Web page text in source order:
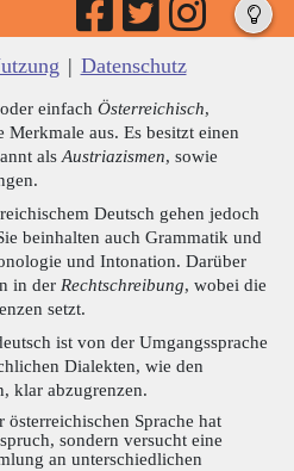
| Datenschutz
einfach Österreichisch,
aus. Es besitzt einen
als Austriazismen, sowie
Deutsch gehen jedoch
beinhalten auch Grammatik und
und Intonation. Darüber
in der Rechtschreibung, wobei die
setzt.
ist von der Umgangssprache
Dialekten, wie den
klar abzugrenzen.
Sprache hat
sondern versucht eine
an unterschiedlichen